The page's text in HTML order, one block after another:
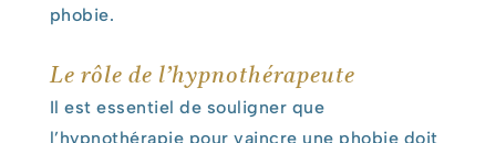
phobie.
Le rôle de l’hypnothérapeute
Il est essentiel de souligner que
l’hypnothérapie pour vaincre une phobie doit